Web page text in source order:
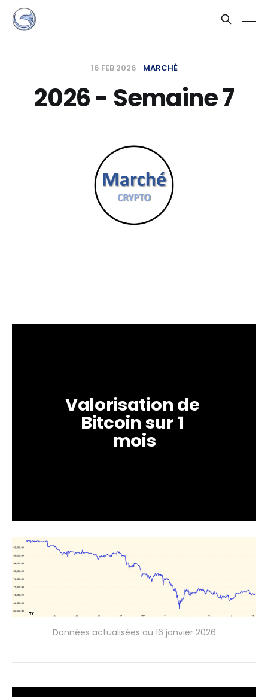
16 FEB 2026 MARCHÉ
2026 - Semaine 7
Valorisation de
Bitcoin sur 1
mois
Données actualisées au 16 janvier 2026